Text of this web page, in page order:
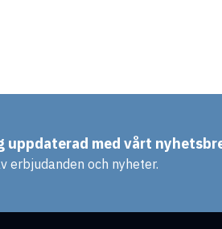
uppdaterad med vårt
erbjudanden och nyheter.